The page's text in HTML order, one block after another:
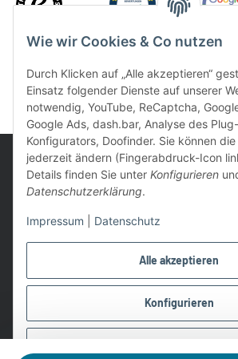
Alle akzeptieren
Konfigurieren
Wie wir Cookies & Co nutzen
Durch Klicken auf „Alle akzeptieren“
Einsatz folgender Dienste auf unserer
notwendig, YouTube, ReCaptcha,
Google Ads, dash.bar, Analyse des
Konfigurators, Doofinder. Sie können die
jederzeit ändern (Fingerabdruck-Icon
Details finden Sie unter Konfigurieren
Datenschutzerklärung.
Impressum Datenschutz
UVP: Ist die unverbindliche
* Gratis Versand ab 99 € innerhalb
getroffen, um sicherzustellen, dass es
Bewertungen handelt.
Alle Preise in €, inkl. 19% USt. und evtl.